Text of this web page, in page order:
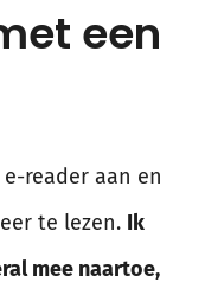
een
reader aan en
te lezen. Ik
mee naartoe,